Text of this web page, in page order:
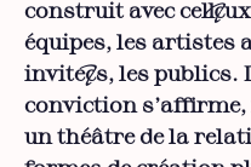
construit avec
équipes, les artistes
invité·es, les publics.
conviction
un théâtre de la